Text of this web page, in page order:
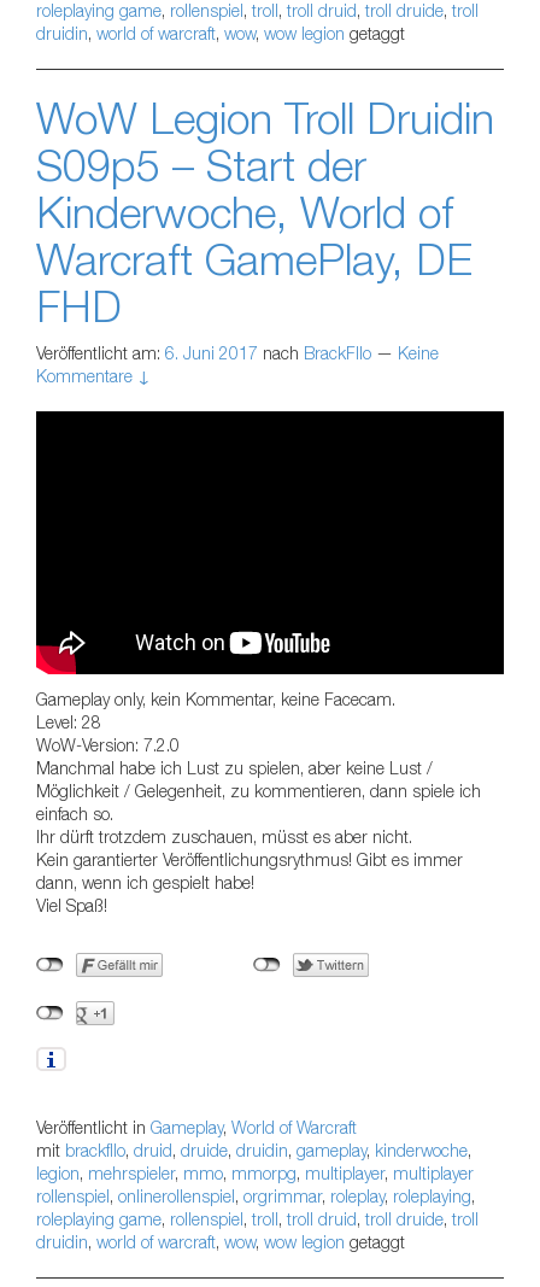
roleplaying game, rollenspiel ,troll ,troll druid,troll druide,troll
druidin, world of warcraft, wow, wow legion getaggt
WoW Legion Troll Druidin
S09p5 – Start der
Kinderwoche, World of
Warcraft GamePlay, DE
FHD
Veröffentlicht am: 6. Juni 2017 nach BrackFllo — Keine
Kommentare ↓
Gameplay only, kein Kommentar, keine Facecam.
Level: 28
WoW-Version: 7.2.0
Manchmal habe ich Lust zu spielen, aber keine Lust /
Möglichkeit / Gelegenheit, zu kommentieren, dann spiele ich
einfach so.
Ihr dürft trotzdem zuschauen, müsst es aber nicht.
Kein garantierter Veröffentlichungsrythmus! Gibt es immer
dann, wenn ich gespielt habe!
Viel Spaß!
Veröffentlicht in Gameplay, World of Warcraft
mit brackfllo, druid, druide, druidin, gameplay, kinderwoche,
legion, mehrspieler, mmo, mmorpg, multiplayer, multiplayer
rollenspiel, onlinerollenspiel, orgrimmar, roleplay, roleplaying,
roleplaying game, rollenspiel,troll,troll druid,troll druide,troll
druidin, world of warcraft, wow, wow legion getaggt